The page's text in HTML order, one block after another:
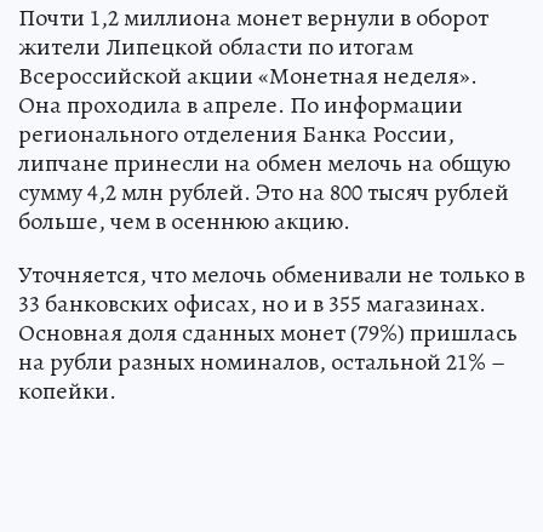
Почти 1,2 миллиона монет вернули в оборот
жители Липецкой области по итогам
Всероссийской акции «Монетная неделя».
Она проходила в апреле. По информации
регионального отделения Банка России,
липчане принесли на обмен мелочь на общую
сумму 4,2 млн рублей. Это на 800 тысяч рублей
больше, чем в осеннюю акцию.
Уточняется, что мелочь обменивали не только в
33 банковских офисах, но и в 355 магазинах.
Основная доля сданных монет (79%) пришлась
на рубли разных номиналов, остальной 21% –
копейки.